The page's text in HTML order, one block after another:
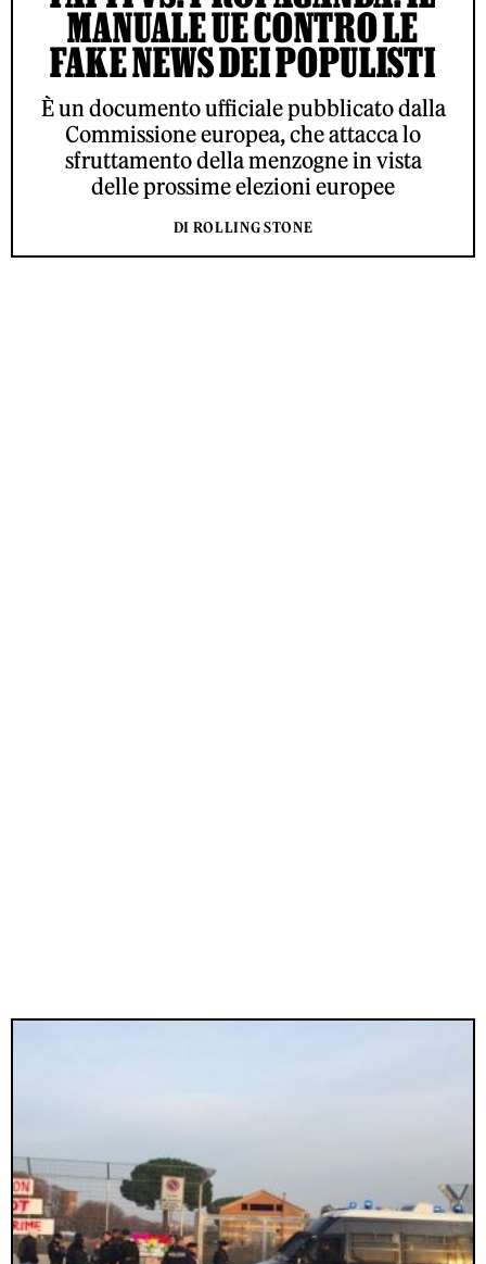
MANUALE UE CONTRO LE
FAKE NEWS DEI POPULISTI
È un documento ufficiale pubblicato dalla
Commissione europea, che attacca lo
sfruttamento della menzogne in vista
delle prossime elezioni europee
DI ROLLING STONE